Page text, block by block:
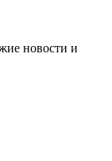
новости и